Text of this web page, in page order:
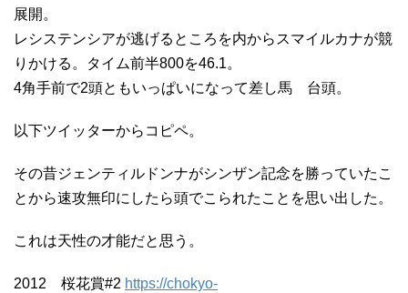
展開。
レシステンシアが逃げるところを内からスマイルカナが競
りかける。タイム前半800を46.1。
4角手前で2頭ともいっぱいになって差し馬 台頭。
以下ツイッターからコピペ。
その昔ジェンティルドンナがシンザン記念を勝っていたこ
とから速攻無印にしたら頭でこられたことを思い出した。
これは天性の才能だと思う。
2012 桜花賞#2 https://chokyo-